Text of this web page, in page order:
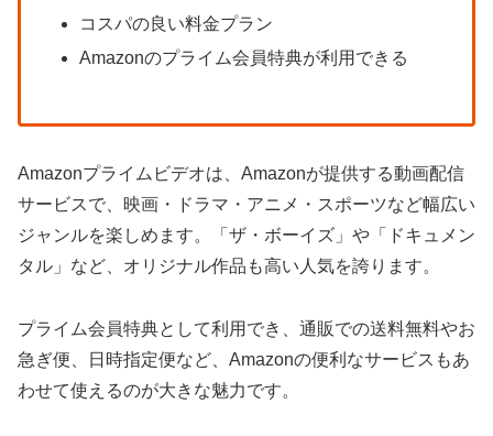
コスパの良い料金プラン
Amazonのプライム会員特典が利用できる
Amazonプライムビデオは、Amazonが提供する動画配信
サービスで、映画・ドラマ・アニメ・スポーツなど幅広い
ジャンルを楽しめます。「ザ・ボーイズ」や「ドキュメン
タル」など、オリジナル作品も高い人気を誇ります。
プライム会員特典として利用でき、通販での送料無料やお
急ぎ便、日時指定便など、Amazonの便利なサービスもあ
わせて使えるのが大きな魅力です。